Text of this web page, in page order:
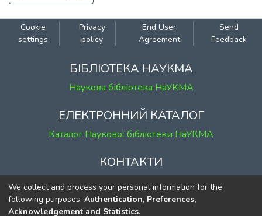
Cookie
settings
Privacy
policy
End User
Agreement
Send
Feedback
БІБЛІОТЕКА НАУКМА
Наукова бібліотека НаУКМА
ЕЛЕКТРОННИЙ КАТАЛОГ
Каталог Наукової бібліотеки НаУКМА
КОНТАКТИ
м. Київ, вул. Григорія Сковороди, 2
к. 1, к. 120
We collect and process your personal information for the
following purposes: Authentication, Preferences,
Acknowledgement and Statistics.